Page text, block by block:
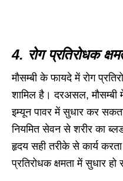
4. रोग प्रतिरोधक
मौसम्बी के फायदे में रोग
शामिल है। दरअसल, मौसम्बी
इम्यून पावर में सुधार कर
नियमित सेवन से शरीर का
हृदय सही तरीके से कार्य
प्रतिरोधक क्षमता में सुधार